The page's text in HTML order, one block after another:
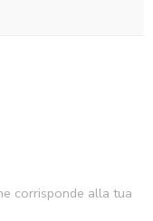
corrisponde alla tua